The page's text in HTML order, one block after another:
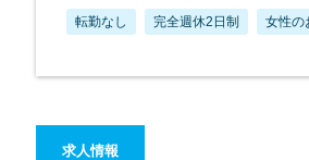
転勤なし 完全週休2日制 女性の
求人情報